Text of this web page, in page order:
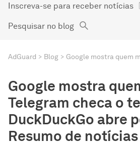
Inscreva-se para receber notícias
Pesquisar no blog
AdGuard Blog
Google mostra
Telegram checa o
DuckDuckGo abre
Resumo de